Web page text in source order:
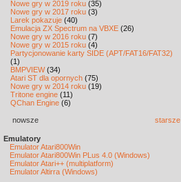
Nowe gry w 2019 roku (35)
Nowe gry w 2017 roku (3)
Larek pokazuje (40)
Emulacja ZX Spectrum na VBXE (26)
Nowe gry w 2016 roku (7)
Nowe gry w 2015 roku (4)
Partycjonowanie karty SIDE (APT/FAT16/FAT32)
(1)
BMPVIEW(34)
Atari ST dla opornych (75)
Nowe gry w 2014 roku (19)
Tritone engine (11)
QChan Engine (6)
nowsze starsze
Emulatory
Emulator Atari800Win
Emulator Atari800Win PLus 4.0 (Windows)
Emulator Atari++ (multiplatform)
Emulator Altirra (Windows)